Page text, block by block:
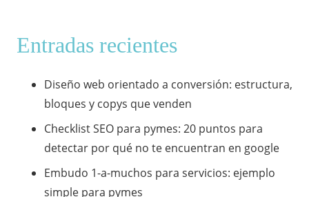
Entradas recientes
Diseño web orientado a conversión: estructura,
bloques y copys que venden
Checklist SEO para pymes: 20 puntos para
detectar por qué no te encuentran en google
Embudo 1-a-muchos para servicios: ejemplo
simple para pymes